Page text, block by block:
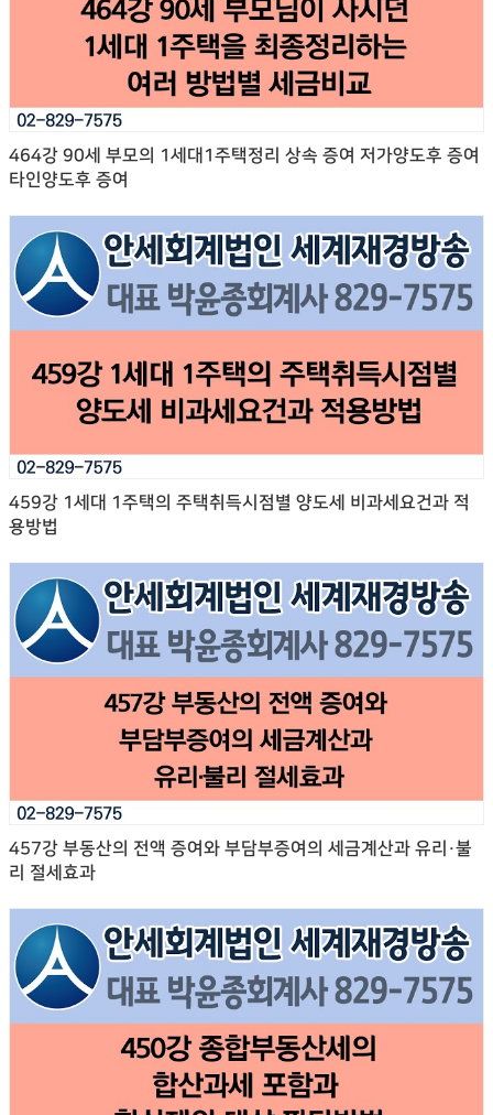
464강 90세 부모의 1세대1주택정리 상속 증여 저가양도후 증여
타인양도후 증여
459강 1세대 1주택의 주택취득시점별 양도세 비과세요건과 적
용방법
457강 부동산의 전액 증여와 부담부증여의 세금계산과 유리·불
리 절세효과